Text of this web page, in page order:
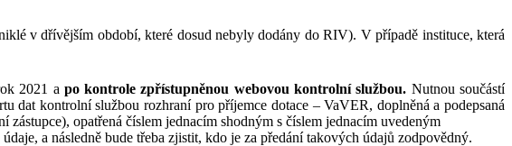
v dřívějším období, které dosud nebyly dodány do RIV). V případě instituce, která
2021 a po kontrole zpřístupněnou webovou kontrolní službou. Nutnou součástí
dat kontrolní službou rozhraní pro příjemce dotace – VaVER, doplněná a podepsaná
opatřená číslem jednacím shodným s číslem jednacím uvedeným
a následně bude třeba zjistit, kdo je za předání takových údajů zodpovědný.